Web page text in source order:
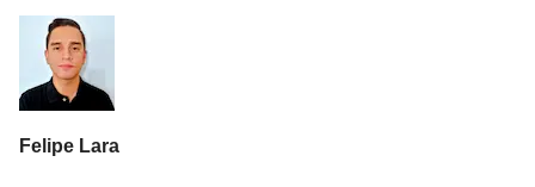
Felipe Lara